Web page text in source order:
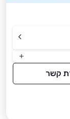
קשר